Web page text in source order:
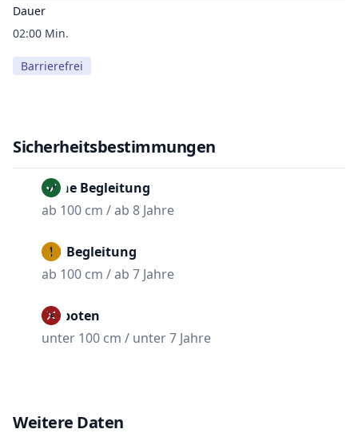
Dauer
02:00 Min.
Barrierefrei
Sicherheitsbestimmungen
Ohne Begleitung
ab 100 cm / ab 8 Jahre
Mit Begleitung
ab 100 cm / ab 7 Jahre
Verboten
unter 100 cm / unter 7 Jahre
Weitere Daten